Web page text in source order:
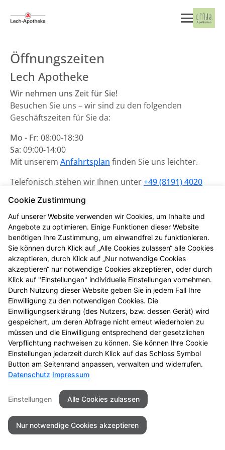
Öffnungszeiten
Lech Apotheke
Wir nehmen uns Zeit für Sie!
Besuchen Sie uns – wir sind zu den folgenden
Geschäftszeiten für Sie da:
Mo - Fr: 08:00-18:30
Sa: 09:00-14:00
Mit unserem Anfahrtsplan finden Sie uns leichter.
Telefonisch stehen wir Ihnen unter+49 (8191) 4020
Unsere Notdienste finden Siehier.
Kontakt Impressum
Datenschutz
Barrierefreiheit
© 2026 Lech Apotheke
Cookie Zustimmung
Auf unserer Website verwenden wir Cookies, um Inhalte und
Angebote zu optimieren. Einige Funktionen dieser Website
benötigen Ihre Zustimmung, um einwandfrei zu funktionieren.
Sie können durch Klick auf „Alle Cookies zulassen“ alle Cookies
akzeptieren, durch Klick auf „Nur notwendige Cookies
akzeptieren“ nur notwendige Cookies akzeptieren, oder durch
Klick auf "Einstellungen" individuelle Einstellungen vornehmen.
Durch Nutzung dieser Website geben Sie in jedem Fall Ihre
Einwilligung zu den notwendigen Cookies. Die
Einwilligungserklärung (des Nutzers, bzw. dessen Gerät) wird
gespeichert, um deren Abfrage nicht erneut wiederholen zu
müssen und die Einwilligung entsprechend der gesetzlichen
Verpflichtung nachweisen zu können. Sie können Ihre Cookie
Einstellungen jederzeit durch Klick auf das Schloss Symbol
Button am Seitenrand anpassen, verwalten und widerrufen.
Datenschutz Impressum
Einstellungen Alle Cookies zulassen
Nur notwendige Cookies akzeptieren